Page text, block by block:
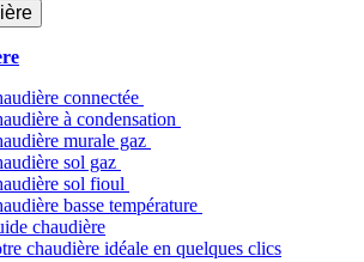
connectée
à condensation
murale gaz
sol gaz
sol fioul
basse température
chaudière
chaudière idéale en quelques clics